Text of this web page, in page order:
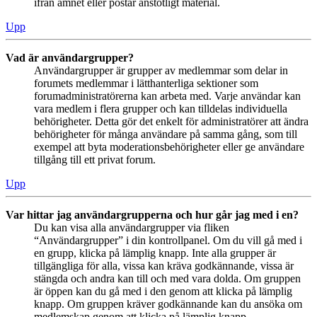
Upp
Vad är användargrupper?
Användargrupper är grupper av medlemmar som delar in
forumets medlemmar i lätthanterliga sektioner som
forumadministratörerna kan arbeta med. Varje användar kan
vara medlem i flera grupper och kan tilldelas individuella
behörigheter. Detta gör det enkelt för administratörer att ändra
behörigheter för många användare på samma gång, som till
exempel att byta moderationsbehörigheter eller ge användare
tillgång till ett privat forum.
Upp
Var hittar jag användargrupperna och hur går jag med i en?
Du kan visa alla användargrupper via fliken
“Användargrupper” i din kontrollpanel. Om du vill gå med i
en grupp, klicka på lämplig knapp. Inte alla grupper är
tillgängliga för alla, vissa kan kräva godkännande, vissa är
stängda och andra kan till och med vara dolda. Om gruppen
är öppen kan du gå med i den genom att klicka på lämplig
knapp. Om gruppen kräver godkännande kan du ansöka om